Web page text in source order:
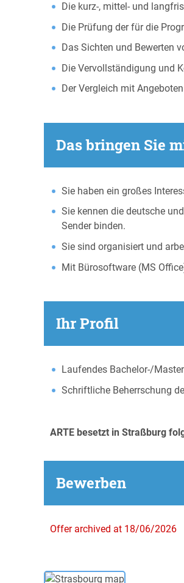
Die kurz-, mittel- und
Die Prüfung der für die
Das Sichten und Bewerten
Die Vervollständigung und
Der Vergleich mit
Das bringen Sie
Sie haben ein großes
Sie kennen die deutsche
Sender binden.
Sie sind organisiert und
Mit Bürosoftware (MS
Ihr Profil
Laufendes Bachelor-/
Schriftliche Beherrschung
ARTE besetzt in Straßburg
Bewerben
Offer archived at 18/06/2026